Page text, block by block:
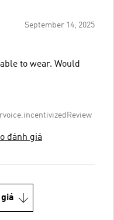
September 14, 2025
to wear. Would
đánh giá